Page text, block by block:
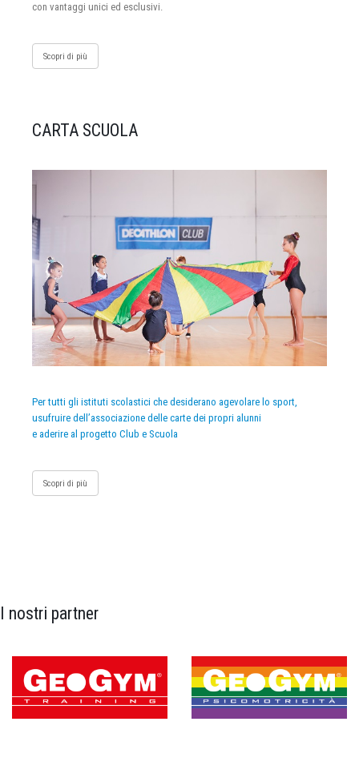
con vantaggi unici ed esclusivi.
Scopri di più
CARTA SCUOLA
Per tutti gli istituti scolastici che desiderano agevolare lo sport,
usufruire dell’associazione delle carte dei propri alunni
e aderire al progetto Club e Scuola
Scopri di più
I nostri partner